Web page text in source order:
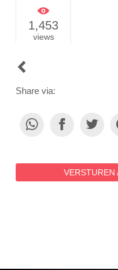
1,453
views
POST
Share via:
VERSTUREN